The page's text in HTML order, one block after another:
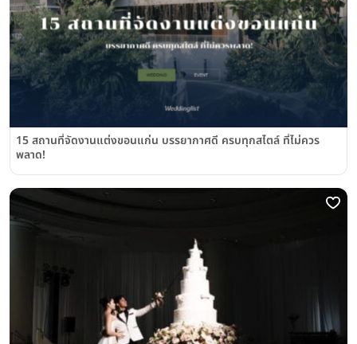
15 สถานที่จัดงานแต่งขอนแก่น บรรยากาศดี ครบทุกสไตล์ ที่ไม่ควร
พลาด!